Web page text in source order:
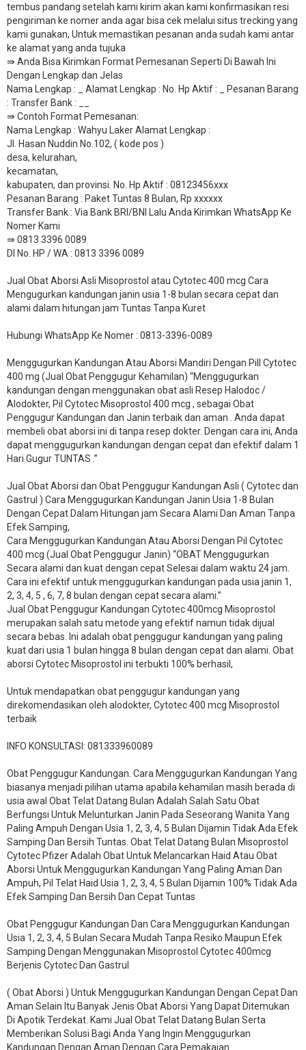
tembus pandang setelah kami kirim akan kami konfirmasikan resi
pengiriman ke nomer anda agar bisa cek melalui situs trecking yang
kami gunakan, Untuk memastikan pesanan anda sudah kami antar
ke alamat yang anda tujuka
⇛ Anda Bisa Kirimkan Format Pemesanan Seperti Di Bawah Ini
Dengan Lengkap dan Jelas
Nama Lengkap : _ Alamat Lengkap : No. Hp Aktif : _ Pesanan Barang
: Transfer Bank : __
​⇛ Contoh Format Pemesanan:
Nama Lengkap : Wahyu Laker Alamat Lengkap :
Jl. Hasan Nuddin No.102, ( kode pos )
desa, kelurahan,
kecamatan,
kabupaten, dan provinsi. No. Hp Aktif : 08123456xxx
Pesanan Barang : Paket Tuntas 8 Bulan, Rp xxxxxx
​Transfer Bank : Via Bank BRI/BNI Lalu Anda Kirimkan WhatsApp Ke
Nomer Kami
⇛ 0813 3396 0089
DI No. HP / WA : 0813 3396 0089
Jual Obat Aborsi Asli Misoprostol atau Cytotec 400 mcg Cara
Mengugurkan kandungan janin usia 1-8 bulan secara cepat dan
alami dalam hitungan jam Tuntas Tanpa Kuret
Hubungi WhatsApp Ke Nomer : 0813-3396-0089​
Menggugurkan Kandungan Atau Aborsi Mandiri Dengan Pill Cytotec
400 mg (Jual Obat Penggugur Kehamilan) “Menggugurkan
kandungan dengan menggunakan obat asli Resep Halodoc /
Alodokter, Pil Cytotec Misoprostol 400 mcg , sebagai Obat
Penggugur Kandungan dan Janin terbaik dan aman . Anda dapat
membeli obat aborsi ini di tanpa resep dokter. Dengan cara ini, Anda
dapat menggugurkan kandungan dengan cepat dan efektif dalam 1
Hari Gugur TUNTAS .”
Jual Obat Aborsi dan Obat Penggugur Kandungan Asli ( Cytotec dan
Gastrul ) Cara Menggugurkan Kandungan Janin Usia 1-8 Bulan
Dengan Cepat Dalam Hitungan jam Secara Alami Dan Aman Tanpa
Efek Samping,
Cara Menggugurkan Kandungan Atau Aborsi Dengan Pil Cytotec
400 mcg (Jual Obat Penggugur Janin) “OBAT Menggugurkan
Secara alami dan kuat dengan cepat Selesai dalam waktu 24 jam.
Cara ini efektif untuk menggugurkan kandungan pada usia janin 1,
2, 3, 4, 5 , 6, 7, 8 bulan dengan cepat secara alami.”
Jual Obat Penggugur Kandungan Cytotec 400mcg Misoprostol
merupakan salah satu metode yang efektif namun tidak dijual
secara bebas. Ini adalah obat penggugur kandungan yang paling
kuat dari usia 1 bulan hingga 8 bulan dengan cepat dan alami. Obat
aborsi Cytotec Misoprostol ini terbukti 100% berhasil,
Untuk mendapatkan obat penggugur kandungan yang
direkomendasikan oleh alodokter, Cytotec 400 mcg Misoprostol
terbaik
INFO KONSULTASI: 081333960089
​Obat Penggugur Kandungan. Cara Menggugurkan Kandungan Yang
biasanya menjadi pilihan utama apabila kehamilan masih berada di
usia awal Obat Telat Datang Bulan Adalah Salah Satu Obat
Berfungsi Untuk Melunturkan Janin Pada Seseorang Wanita Yang
Paling Ampuh Dengan Usia 1, 2, 3, 4, 5 Bulan Dijamin Tidak Ada Efek
Samping Dan Bersih Tuntas. Obat Telat Datang Bulan Misoprostol
Cytotec Pfizer Adalah Obat Untuk Melancarkan Haid Atau Obat
Aborsi Untuk Menggugurkan Kandungan Yang Paling Aman Dan
Ampuh, Pil Telat Haid Usia 1, 2, 3, 4, 5 Bulan Dijamin 100% Tidak Ada
Efek Samping Dan Bersih Dan Cepat Tuntas
Obat Penggugur Kandungan Dan Cara Menggugurkan Kandungan
Usia 1, 2, 3, 4, 5 Bulan Secara Mudah Tanpa Resiko Maupun Efek
Samping Dengan Menggunakan Misoprostol Cytotec 400mcg
Berjenis Cytotec Dan Gastrul
( Obat Aborsi ) Untuk Menggugurkan Kandungan Dengan Cepat Dan
Aman Selain Itu Banyak Jenis Obat Aborsi Yang Dapat Ditemukan
Di Apotik Terdekat. Kami Jual Obat Telat Datang Bulan Serta
Memberikan Solusi Bagi Anda Yang Ingin Menggugurkan
Kandungan Dengan Aman Dengan Cara Pemakaian